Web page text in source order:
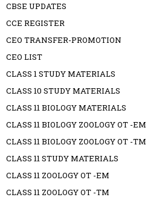
CBSE UPDATES
CCE REGISTER
CEO TRANSFER-PROMOTION
CEO LIST
CLASS 1 STUDY MATERIALS
CLASS 10 STUDY MATERIALS
CLASS 11 BIOLOGY MATERIALS
CLASS 11 BIOLOGY ZOOLOGY OT -EM
CLASS 11 BIOLOGY ZOOLOGY OT -TM
CLASS 11 STUDY MATERIALS
CLASS 11 ZOOLOGY OT -EM
CLASS 11 ZOOLOGY OT -TM